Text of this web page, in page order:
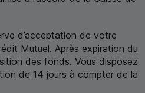
2
d’acceptation de votre
Mutuel. Après expiration du
des fonds. Vous disposez
de 14 jours à compter de la
au renvoi 3